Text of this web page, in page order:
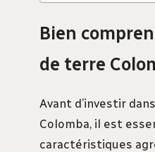
Bien
de terre
Avant d’investir
Colomba, il est
caractéristiques